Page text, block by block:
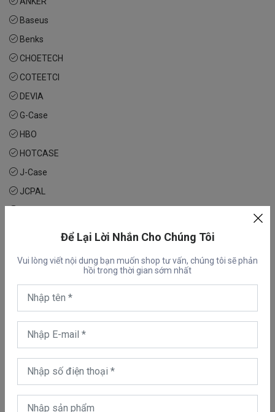
Để Lại Lời Nhắn Cho Chúng Tôi
Vui lòng viết nội dung bạn muốn shop tư vấn, chúng tôi sẽ phản
hồi trong thời gian sớm nhất
Baseus
Benks
CHOETECH
COTEETCI
DEVIA
G-Case
HBO
HOTCASE
J-Case
JCPAL
Likgus
Memumi
Mercury